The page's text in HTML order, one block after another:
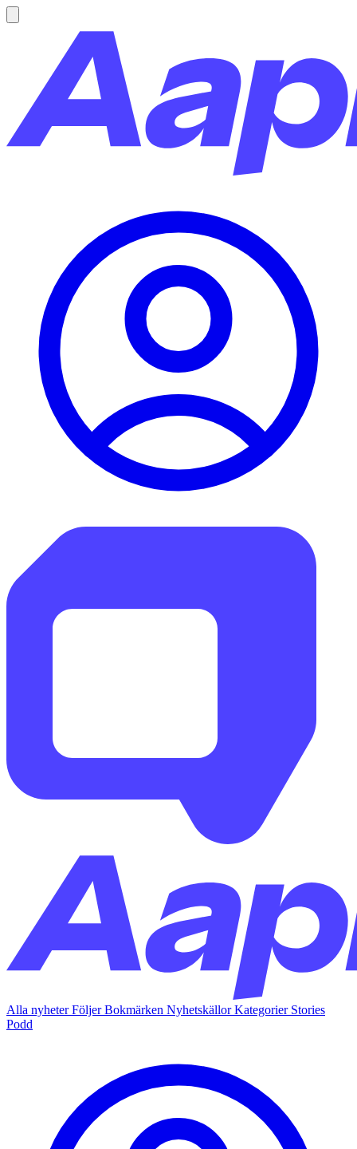
Alla nyheterFöljerBokmärken NyhetskällorKategorier Stories
Podd